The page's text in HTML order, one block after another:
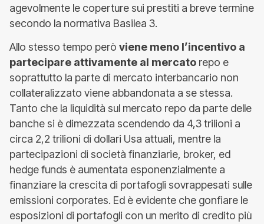
agevolmente le coperture sui prestiti a breve termine
secondo la normativa Basilea 3.
Allo stesso tempo però viene meno l’incentivo a
partecipare attivamente al mercato repo e
soprattutto la parte di mercato interbancario non
collateralizzato viene abbandonata a se stessa.
Tanto che la liquidità sul mercato repo da parte delle
banche si è dimezzata scendendo da 4,3 trilioni a
circa 2,2 trilioni di dollari Usa attuali, mentre la
partecipazioni di società finanziarie, broker, ed
hedge funds è aumentata esponenzialmente a
finanziare la crescita di portafogli sovrappesati sulle
emissioni corporates. Ed è evidente che gonfiare le
esposizioni di portafogli con un merito di credito più